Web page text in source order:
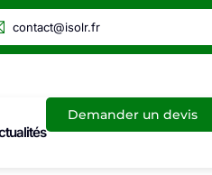
contact@isolr.fr
Demander un devis